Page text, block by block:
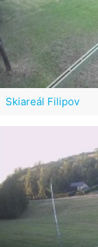
Skiareál Filipov